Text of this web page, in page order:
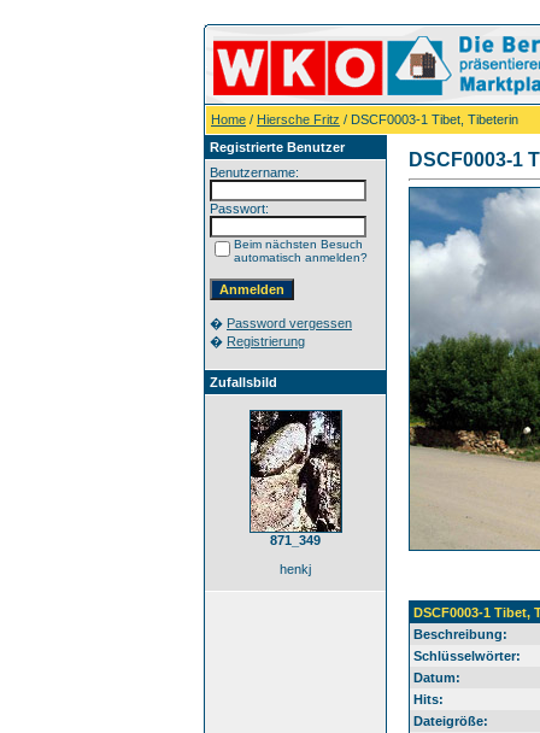
Home / Hiersche Fritz / DSCF0003-1 Tibet, Tibeterin
Registrierte Benutzer
Benutzername:
Passwort:
Beim nächsten Besuch
automatisch anmelden?
� Password vergessen
� Registrierung
Zufallsbild
871_349
henkj
DSCF0003-1
DSCF0003-1 Tibet,
Beschreibung:
Schlüsselwörter:
Datum:
Hits:
Dateigröße: